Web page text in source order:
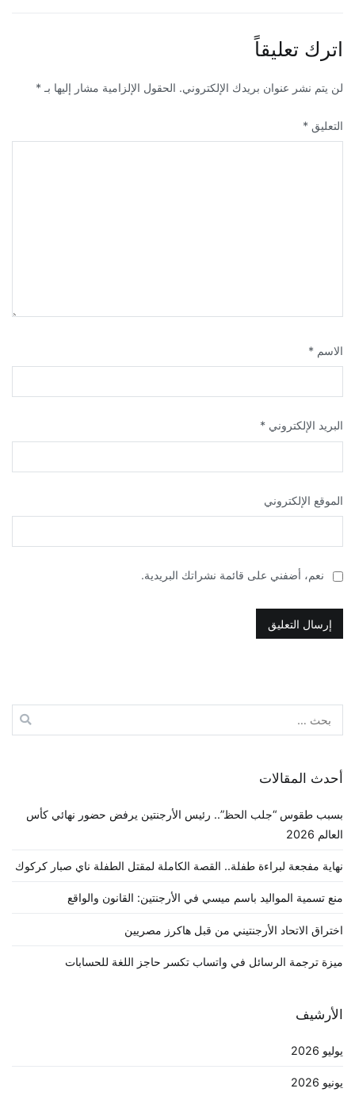
اترك تعليقاً
لن يتم نشر عنوان بريدك الإلكتروني. الحقول الإلزامية مشار إليها بـ *
التعليق *
الاسم *
البريد الإلكتروني *
الموقع الإلكتروني
نعم، أضفني على قائمة نشراتك البريدية.
عن:
أحدث المقالات
بسبب طقوس “جلب الحظ”.. رئيس الأرجنتين يرفض حضور نهائي كأس
العالم 2026
نهاية مفجعة لبراءة طفلة.. القصة الكاملة لمقتل الطفلة ناي صبار كركوك
منع تسمية المواليد باسم ميسي في الأرجنتين: القانون والواقع
اختراق الاتحاد الأرجنتيني من قبل هاكرز مصريين
ميزة ترجمة الرسائل في واتساب تكسر حاجز اللغة للحسابات
الأرشيف
يوليو 2026
يونيو 2026